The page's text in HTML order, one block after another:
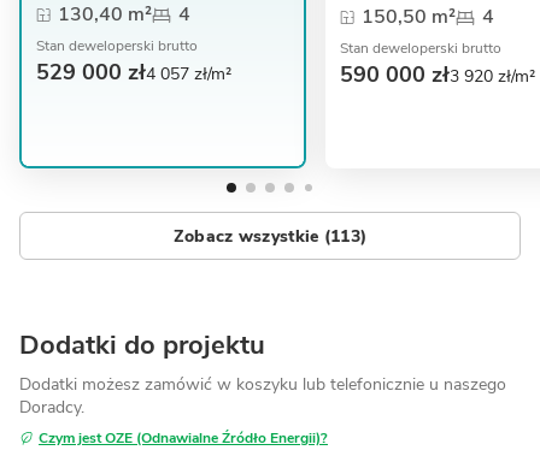
130,40 m² 4
Stan deweloperski brutto
529 000 zł4 057 zł/m²
150,50 m² 4
Stan deweloperski brutto
590 000 zł3 920 zł/m²
Zobacz wszystkie (113)
Dodatki do projektu
Dodatki możesz zamówić w koszyku lub telefonicznie u naszego
Doradcy.
Czym jest OZE (Odnawialne Źródło Energii)?